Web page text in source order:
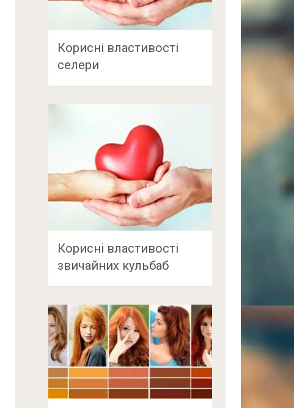
Корисні властивості
селери
Корисні властивості
звичайних кульбаб